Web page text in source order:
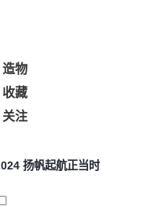
造物
收藏
关注
扬帆起航正当时